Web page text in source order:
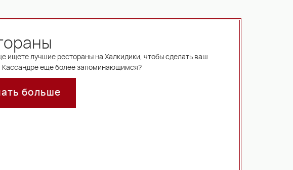
ищете лучшие рестораны на Халкидики, чтобы сделать ваш
Кассандре еще более запоминающимся?
больше